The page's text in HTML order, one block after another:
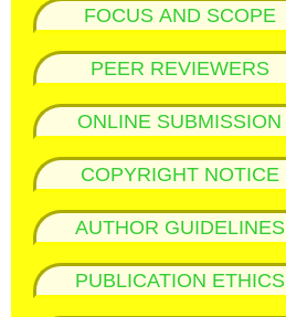
FOCUS AND SCOPE
PEER REVIEWERS
ONLINE SUBMISSION
COPYRIGHT NOTICE
AUTHOR GUIDELINES
PUBLICATION ETHICS